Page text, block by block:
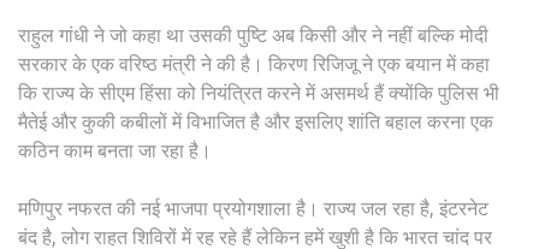
राहुल गांधी ने जो कहा था उसकी पुष्टि अब किसी और ने नहीं बल्कि मोदी
सरकार के एक वरिष्ठ मंत्री ने की है। किरण रिजिजू ने एक बयान में कहा
कि राज्य के सीएम हिंसा को नियंत्रित करने में असमर्थ हैं क्योंकि पुलिस भी
मैतेई और कुकी कबीलों में विभाजित है और इसलिए शांति बहाल करना एक
कठिन काम बनता जा रहा है।
मणिपुर नफरत की नई भाजपा प्रयोगशाला है। राज्य जल रहा है, इंटरनेट
बंद है, लोग राहत शिविरों में रह रहे हैं लेकिन हमें खुशी है कि भारत चांद पर